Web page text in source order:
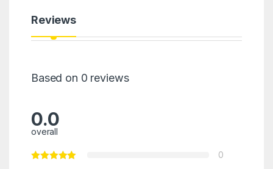
Reviews
Based on 0 reviews
0.0
overall
0